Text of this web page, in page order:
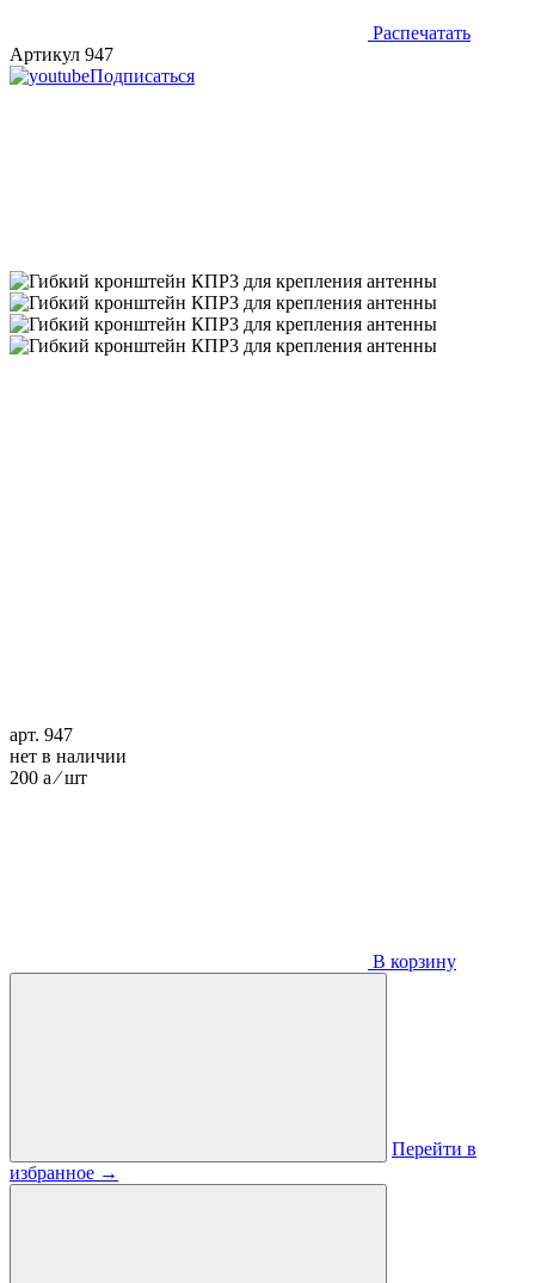
Распечатать
Артикул 947
Подписаться
арт. 947
нет в наличии
200 a ⁄ шт
В корзину
Перейти в
избранное →